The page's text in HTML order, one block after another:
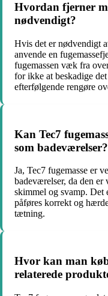
Hvordan fjerner
nødvendigt?
Hvis det er nødvendigt
anvende en
fugemassen væk fra
for ikke at beskadige
efterfølgende rengøre
Kan Tec7
som badeværelser?
Ja, Tec7 fugemasse er
badeværelser, da den
skimmel og svamp. Det
påføres korrekt og
tætning.
Hvor kan man
relaterede